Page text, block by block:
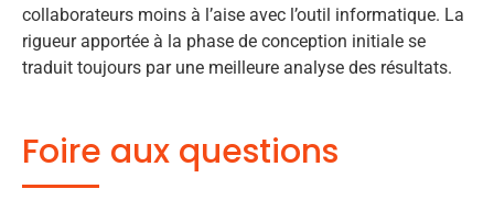
collaborateurs moins à l’aise avec l’outil informatique. La
rigueur apportée à la phase de conception initiale se
traduit toujours par une meilleure analyse des résultats.
Foire aux questions